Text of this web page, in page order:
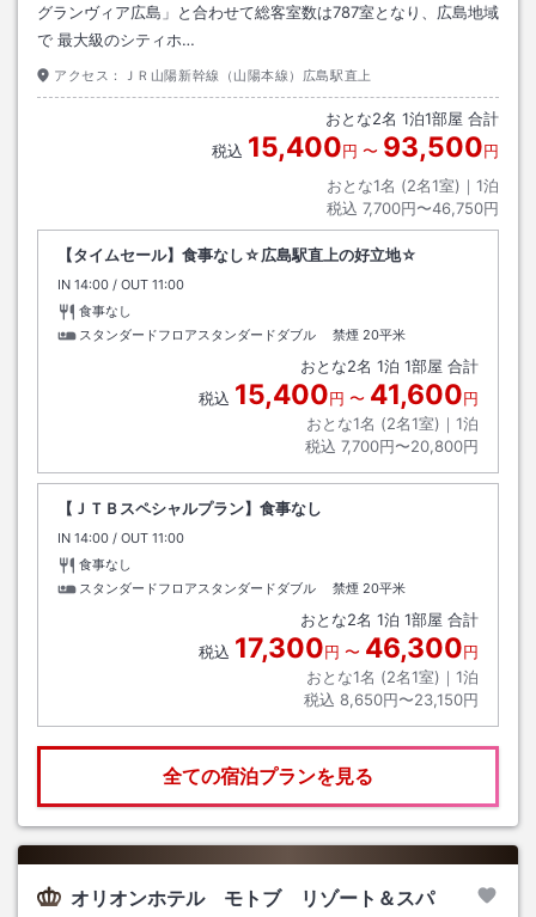
グランヴィア広島」と合わせて総客室数は787室となり、広島地域
で 最大級のシティホ…
アクセス： ＪＲ山陽新幹線（山陽本線）広島駅直上
おとな2名 1泊1部屋 合計
税込 15,400円 〜 93,500円
おとな1名 (2名1室)｜ 1泊
税込 7,700円〜46,750円
【タイムセール】食事なし☆広島駅直上の好立地☆
IN チェックイン
14:00 / OUT チェックアウト
11:00
食事なし
スタンダードフロアスタンダードダブル 禁煙 20平米
おとな2名 1泊 1部屋 合計
税込 15,400円 〜 41,600円
おとな1名 (2名1室)｜ 1泊
税込 7,700円〜20,800円
【ＪＴＢスペシャルプラン】食事なし
IN チェックイン
14:00 / OUT チェックアウト
11:00
食事なし
スタンダードフロアスタンダードダブル 禁煙 20平米
おとな2名 1泊 1部屋 合計
税込 17,300円 〜 46,300円
おとな1名 (2名1室)｜ 1泊
税込 8,650円〜23,150円
全ての宿泊プランを見る
オリオンホテル モトブ リゾート＆スパ